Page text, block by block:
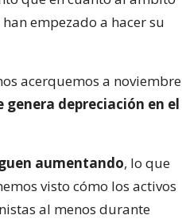
empezado a hacer su
acerquemos a noviembre
genera depreciación en el
aumentando, lo que
visto cómo los activos
al menos durante